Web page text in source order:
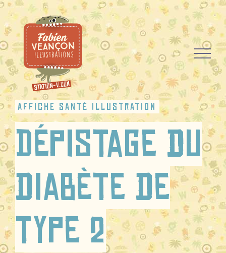
Passer
au
contenu
affiche santé illustration
Dépistage du
diabète de
type 2